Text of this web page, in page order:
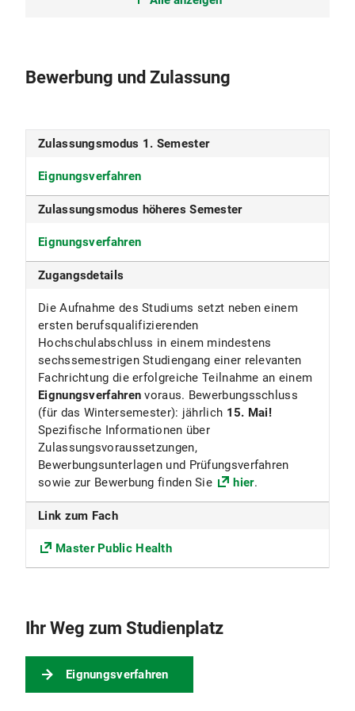
Studienbeginn
Studiensprache
Deutsch
Fakultät
Medizinische Fakultät
Fächergruppe
Humanmedizin und Gesundheitswissenschaften
ECTS
120
Beiträge
Die Universität erhebt für das Studentenwerk
München den Grundbeitrag sowie den
Solidarbeitrag Semesterticket.
Nähere Informationen s. Beiträge für das
Studentenwerk
Bewerbung und Zulassung
Zulassungsmodus 1. Semester
Eignungsverfahren
Zulassungsmodus höheres Semester
Eignungsverfahren
Zugangsdetails
Die Aufnahme des Studiums setzt neben einem
ersten berufsqualifizierenden
Hochschulabschluss in einem mindestens
sechssemestrigen Studiengang einer relevanten
Fachrichtung die erfolgreiche Teilnahme an einem
Eignungsverfahren voraus. Bewerbungsschluss
(für das Wintersemester): jährlich 15. Mai!
Spezifische Informationen über
Zulassungsvoraussetzungen,
Bewerbungsunterlagen und Prüfungsverfahren
sowie zur Bewerbung finden Sie
hier.
Link zum Fach
Master Public Health
Ihr Weg zum Studienplatz
Eignungsverfahren